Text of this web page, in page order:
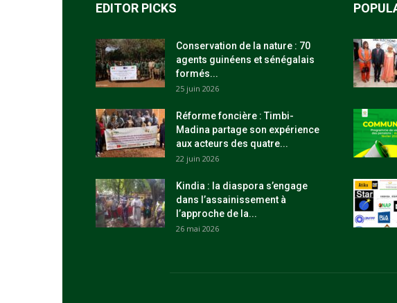
EDITOR PICKS
Conservation de la nature : 70
agents guinéens et sénégalais
formés...
25 juin 2026
Réforme foncière : Timbi-
Madina partage son expérience
aux acteurs des quatre...
22 juin 2026
Kindia : la diaspora s’engage
dans l’assainissement à
l’approche de la...
26 mai 2026